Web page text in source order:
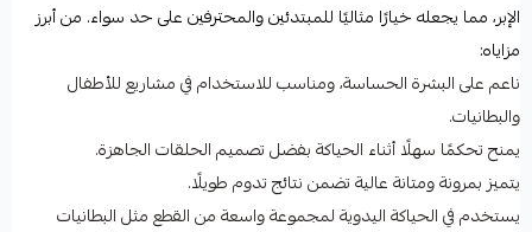
الإبر، مما يجعله خيارًا مثاليًا للمبتدئين والمحترفين على حد سواء. من أبرز
مزاياه:
ناعم على البشرة الحساسة، ومناسب للاستخدام في مشاريع للأطفال
والبطانيات.
يمنح تحكمًا سهلًا أثناء الحياكة بفضل تصميم الحلقات الجاهزة.
يتميز بمرونة ومتانة عالية تضمن نتائج تدوم طويلًا.
يستخدم في الحياكة اليدوية لمجموعة واسعة من القطع مثل البطانيات